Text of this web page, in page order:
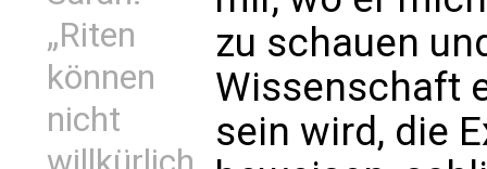
„Riten
können
nicht
zu schauen
Wissenschaft
sein wird, die